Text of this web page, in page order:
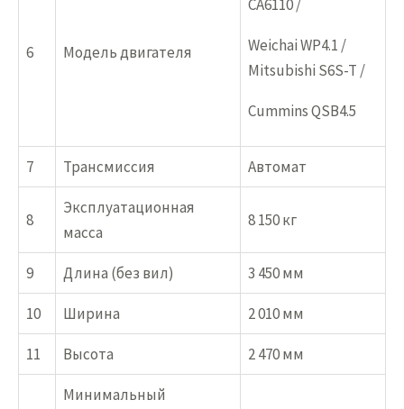
6 Модель двигателя
CA6110 /
Weichai WP4.1 /
Mitsubishi S6S-T /
Cummins QSB4.5
7 Трансмиссия Автомат
8
Эксплуатационная
масса
8 150 кг
9 Длина (без вил) 3 450 мм
10 Ширина 2 010 мм
11 Высота 2 470 мм
Минимальный